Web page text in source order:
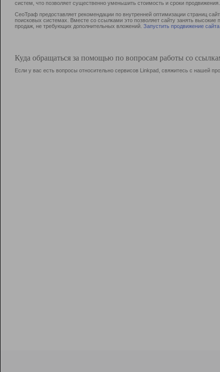
систем, что позволяет существенно уменьшить стоимость и сроки продвижения.
СеоТраф предоставляет рекомендации по внутренней оптимизации страниц
поисковых системах. Вместе со ссылками это позволяет сайту занять
продаж, не требующих дополнительных вложений. Запустить продвижение сайта
Куда обращаться за помощью по вопросам работы со
Если у вас есть вопросы относительно сервисов Linkpad, свяжитесь с нашей